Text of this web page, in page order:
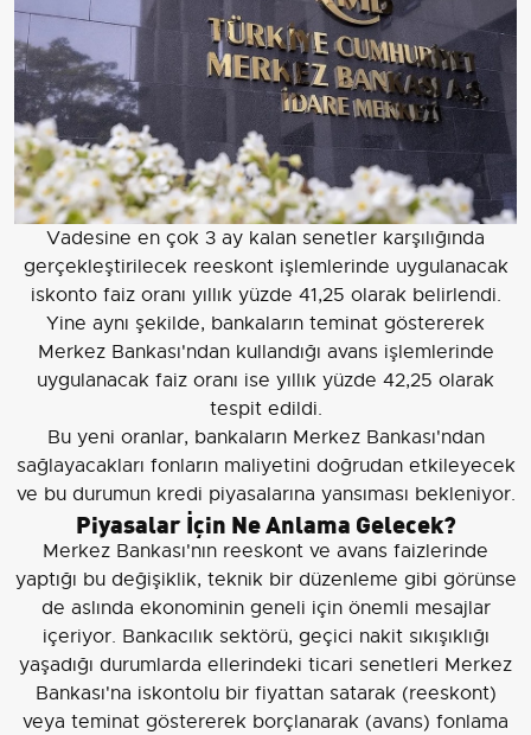
Vadesine en çok 3 ay kalan senetler karşılığında
gerçekleştirilecek reeskont işlemlerinde uygulanacak
iskonto faiz oranı yıllık yüzde 41,25 olarak belirlendi.
Yine aynı şekilde, bankaların teminat göstererek
Merkez Bankası'ndan kullandığı avans işlemlerinde
uygulanacak faiz oranı ise yıllık yüzde 42,25 olarak
tespit edildi.
Bu yeni oranlar, bankaların Merkez Bankası'ndan
sağlayacakları fonların maliyetini doğrudan etkileyecek
ve bu durumun kredi piyasalarına yansıması bekleniyor.
Piyasalar İçin Ne Anlama Gelecek?
Merkez Bankası'nın reeskont ve avans faizlerinde
yaptığı bu değişiklik, teknik bir düzenleme gibi görünse
de aslında ekonominin geneli için önemli mesajlar
içeriyor. Bankacılık sektörü, geçici nakit sıkışıklığı
yaşadığı durumlarda ellerindeki ticari senetleri Merkez
Bankası'na iskontolu bir fiyattan satarak (reeskont)
veya teminat göstererek borçlanarak (avans) fonlama